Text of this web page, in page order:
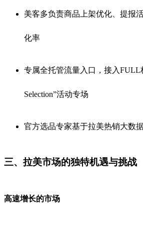
美客多负责商品上架优化、提报
化率
专属全托管流量入口，接入FULL
Selection”活动专场
官方选品专家基于拉美热销大数
三、拉美市场的独特机遇与挑战
高速增长的市场